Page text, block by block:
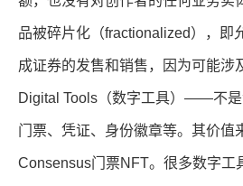
品被碎片化（fractionalized），即
成证券的发售和销售，因为可能涉
Digital Tools（数字工具）——不是
门票、凭证、身份徽章等。其价
Consensus门票NFT。很多数字工